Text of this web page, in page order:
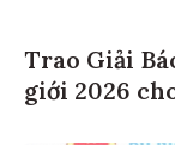
Trao Giải
giới 2026